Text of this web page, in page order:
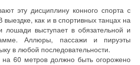
эту дисциплину конного спорта с
как и в спортивных танцах на
лошади выступает в обязательной и
Аллюры, пассажи и пируэты
в любой последовательности.
60 метров должно быть огорожено